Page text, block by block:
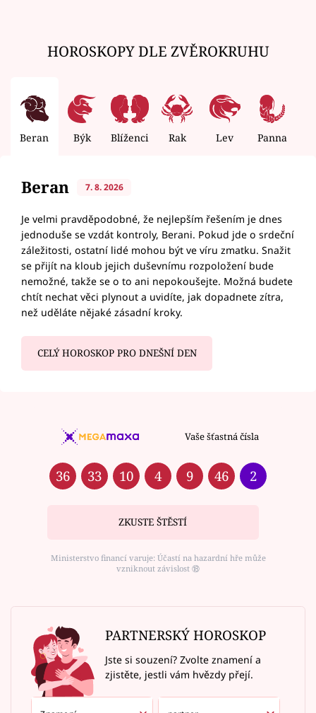
HOROSKOPY DLE ZVĚROKRUHU
Beran Býk Blíženci Rak Lev Panna
Beran 7. 8. 2026
Je velmi pravděpodobné, že nejlepším řešením je dnes
jednoduše se vzdát kontroly, Berani. Pokud jde o srdeční
záležitosti, ostatní lidé mohou být ve víru zmatku. Snažit
se přijít na kloub jejich duševnímu rozpoložení bude
nemožné, takže se o to ani nepokoušejte. Možná budete
chtít nechat věci plynout a uvidíte, jak dopadnete zítra,
než uděláte nějaké zásadní kroky.
CELÝ HOROSKOP PRO DNEŠNÍ DEN
Vaše šťastná čísla
36 33 10 4 9 46 2
ZKUSTE ŠTĚSTÍ
Ministerstvo financí varuje: Účastí na hazardní hře může
vzniknout závislost ⑱
PARTNERSKÝ HOROSKOP
Jste si souzení? Zvolte znamení a
zjistěte, jestli vám hvězdy přejí.